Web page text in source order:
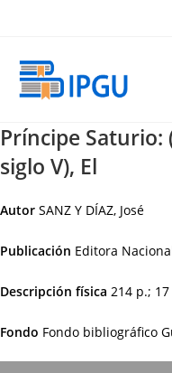
Príncipe Saturio:
siglo V), El
Autor SANZ Y DÍAZ, José
Publicación Editora
Descripción física 214 p.;
Fondo Fondo bibliográfico